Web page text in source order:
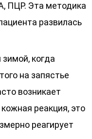
ПЦР. Эта методика
развилась
когда
на запястье
возникает
реакция, это
реагирует